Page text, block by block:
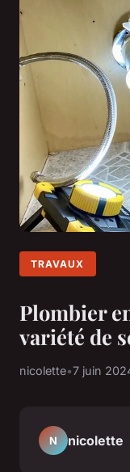
TRAVAUX
Plombier
variété de
nicolette•7 juin
N nicolette